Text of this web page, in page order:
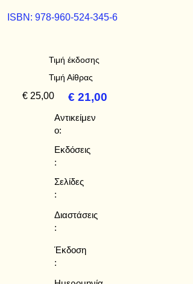
ISBN: 978-960-524-345-6
Τιμή έκδοσης
Τιμή Αίθρας
€ 25,00 € 21,00
Αντικείμεν
ο:
Εκδόσεις
:
Σελίδες
:
Διαστάσεις
:
Έκδοση
: